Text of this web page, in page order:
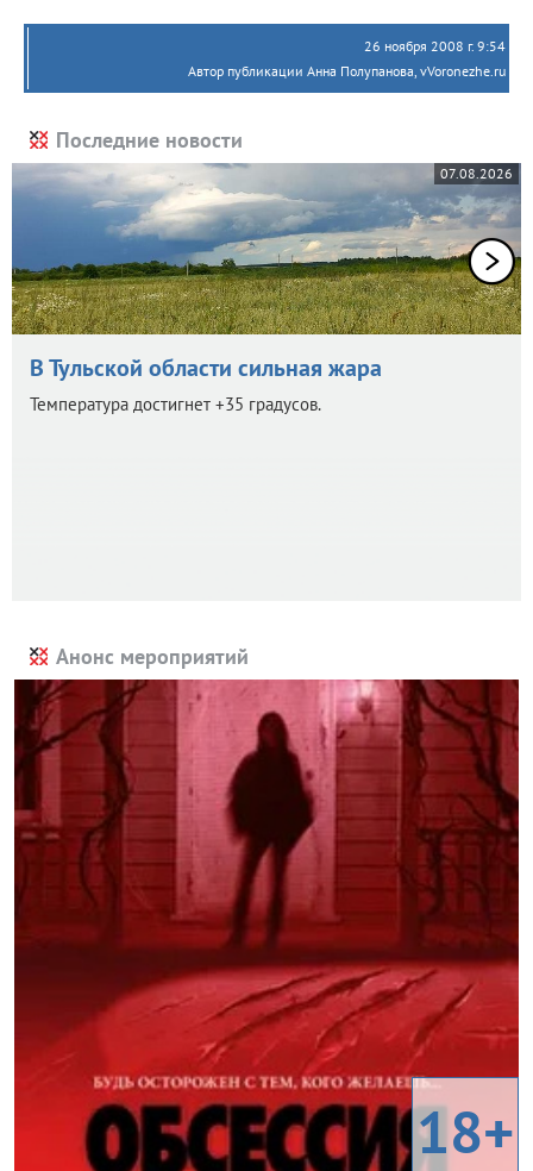
26 ноября 2008 г. 9:54
Автор публикации Анна Полупанова, vVoronezhe.ru
Последние новости
07.08.2026
В Тульской области сильная жара
Температура достигнет +35 градусов.
Анонс мероприятий
18+